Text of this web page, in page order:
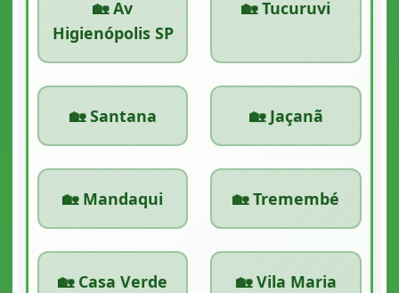
🏡 Av
Higienópolis SP
🏡 Tucuruvi
🏡 Santana 🏡 Jaçanã
🏡 Mandaqui 🏡 Tremembé
🏡 Casa Verde 🏡 Vila Maria